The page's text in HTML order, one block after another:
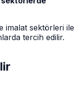
imalat sektörleri ile
tercih edilir.